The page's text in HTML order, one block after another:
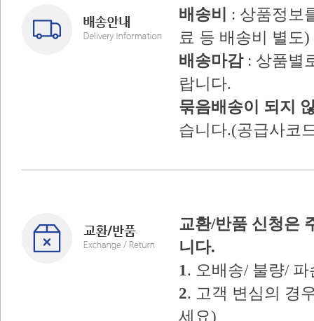
배송비
: 상품정보
료 등 배송비 별도)
배송마감: 상품별
랍니다.
묶음배송이 되지
습니다.(공급사코
교환/반품 신청은
니다.
1. 오배송/ 불량/
2. 고객 변심의 경
세요)